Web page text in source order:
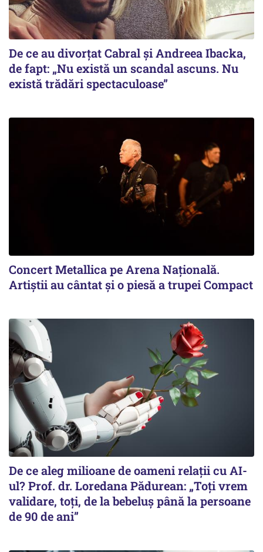
De ce au divorțat Cabral și Andreea Ibacka,
de fapt: „Nu există un scandal ascuns. Nu
există trădări spectaculoase”
Concert Metallica pe Arena Naţională.
Artiştii au cântat şi o piesă a trupei Compact
De ce aleg milioane de oameni relații cu AI-
ul? Prof. dr. Loredana Pădurean: „Toți vrem
validare, toți, de la bebeluș până la persoane
de 90 de ani”